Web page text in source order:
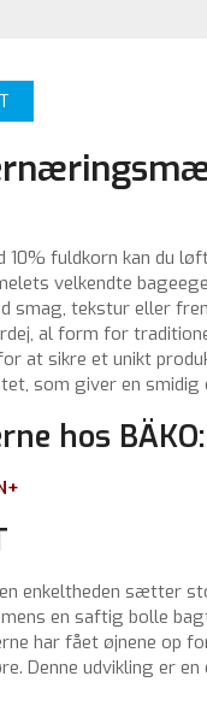
10% fuldkorn kan du
velkendte
smag, tekstur eller
al form for
at sikre et unikt
som giver en
hos BÄKO:
enkeltheden sætter
en saftig bolle
har fået øjnene op
Denne udvikling er